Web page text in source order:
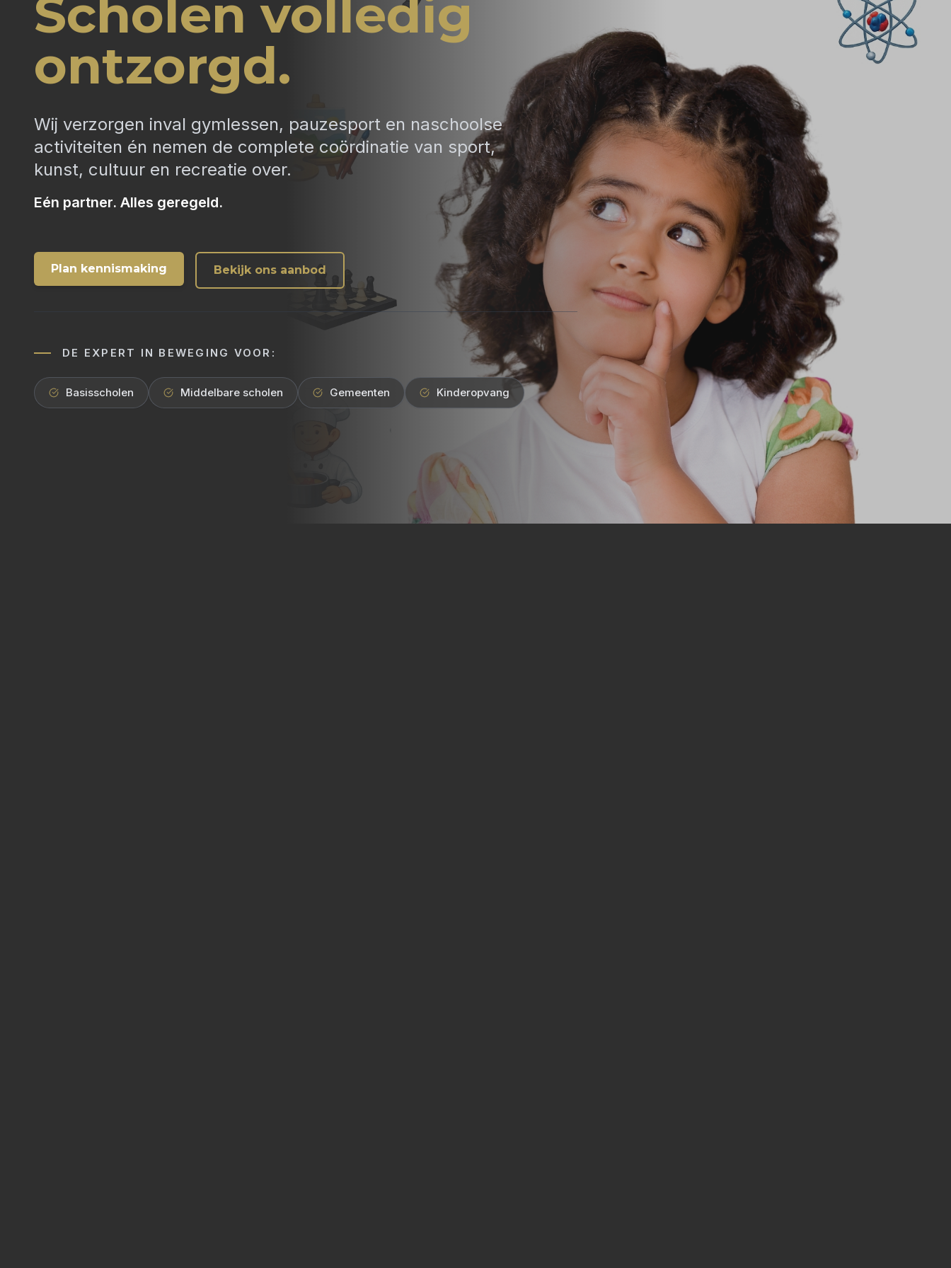
Scholen volledig
ontzorgd.
Wij verzorgen inval gymlessen, pauzesport en naschoolse
activiteiten én nemen de complete coördinatie van sport,
kunst, cultuur en recreatie over.
Eén partner. Alles geregeld.
Plan kennismaking Bekijk ons aanbod
DE EXPERT IN BEWEGING VOOR:
Basisscholen Middelbare scholen Gemeenten Kinderopvang